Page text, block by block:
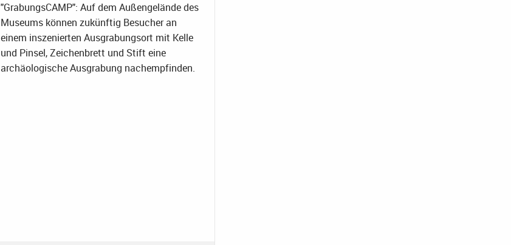
"GrabungsCAMP": Auf dem Außengelände des
Museums können zukünftig Besucher an
einem inszenierten Ausgrabungsort mit Kelle
und Pinsel, Zeichenbrett und Stift eine
archäologische Ausgrabung nachempfinden.